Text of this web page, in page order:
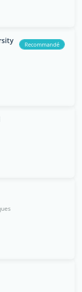
Recommandé